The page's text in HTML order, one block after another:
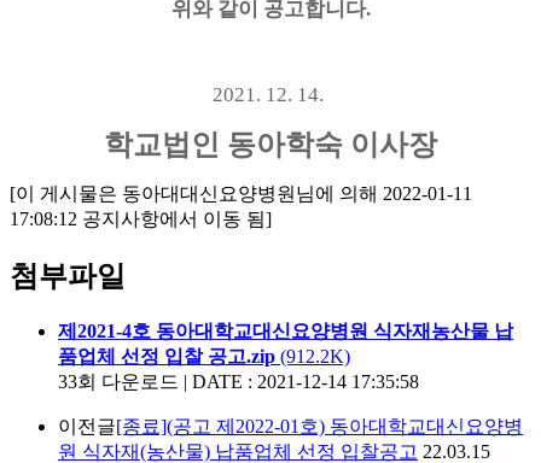
위와 같이 공고합니다.
2021. 12. 14.
학교법인 동아학숙 이사장
[이 게시물은 동아대대신요양병원님에 의해 2022-01-11
17:08:12 공지사항에서 이동 됨]
첨부파일
제2021-4호 동아대학교대신요양병원 식자재농산물 납
품업체 선정 입찰 공고.zip (912.2K)
33회 다운로드 | DATE : 2021-12-14 17:35:58
이전글[종료](공고 제2022-01호) 동아대학교대신요양병
원 식자재(농산물) 납품업체 선정 입찰공고 22.03.15